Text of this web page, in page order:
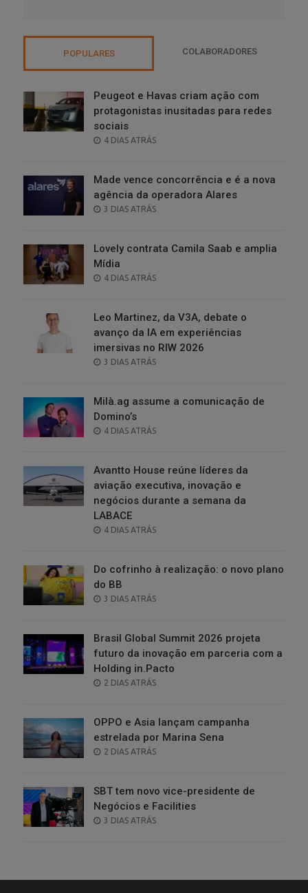
POPULARES COLABORADORES
Peugeot e Havas criam ação com
protagonistas inusitadas para redes
sociais
POSTED
4 DIAS ATRÁS
Made vence concorrência e é a nova
agência da operadora Alares
POSTED
3 DIAS ATRÁS
Lovely contrata Camila Saab e amplia
Mídia
POSTED
4 DIAS ATRÁS
Leo Martinez, da V3A, debate o
avanço da IA em experiências
imersivas no RIW 2026
POSTED
3 DIAS ATRÁS
Milà.ag assume a comunicação de
Domino’s
POSTED
4 DIAS ATRÁS
Avantto House reúne líderes da
aviação executiva, inovação e
negócios durante a semana da
LABACE
POSTED
4 DIAS ATRÁS
Do cofrinho à realização: o novo plano
do BB
POSTED
3 DIAS ATRÁS
Brasil Global Summit 2026 projeta
futuro da inovação em parceria com a
Holding in.Pacto
POSTED
2 DIAS ATRÁS
OPPO e Asia lançam campanha
estrelada por Marina Sena
POSTED
2 DIAS ATRÁS
SBT tem novo vice-presidente de
Negócios e Facilities
POSTED
3 DIAS ATRÁS